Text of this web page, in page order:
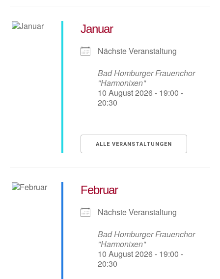
Januar
Nächste Veranstaltung
Bad Homburger Frauenchor
"Harmonixen"
10 August 2026 - 19:00 -
20:30
ALLE VERANSTALTUNGEN
Februar
Nächste Veranstaltung
Bad Homburger Frauenchor
"Harmonixen"
10 August 2026 - 19:00 -
20:30